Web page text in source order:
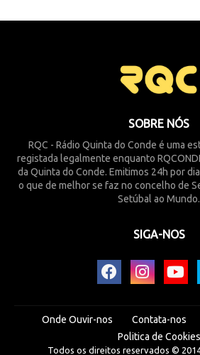
SOBRE NÓS
RQC - Rádio Quinta do Conde é uma
registada legalmente enquanto
da Quinta do Conde. Emitimos 24h por
o que de melhor se faz no concelho de
Setúbal ao Mundo.
SIGA-NOS
Onde Ouvir-nos Contata-nos
Politica de Cookies
Todos os direitos reservados ©